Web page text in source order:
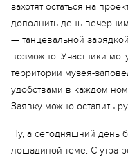
захотят остаться на
дополнить день
— танцевальной
возможно! Участники
территории музея-
удобствами в каждом
Заявку можно оставить
Ну, а сегодняшний день
лошадиной теме. С утра